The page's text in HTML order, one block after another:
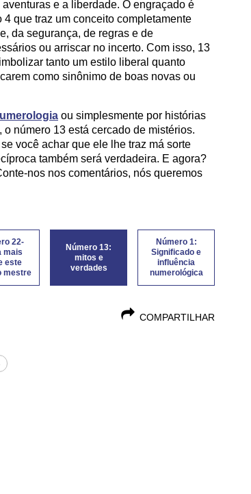
e a liberdade. O engraçado é
que traz um conceito completamente
da segurança, de regras e de
ou arriscar no incerto. Com isso, 13
tanto um estilo liberal quanto
como sinônimo de boas novas ou
ou simplesmente por histórias
número 13 está cercado de mistérios.
você achar que ele lhe traz má sorte
também será verdadeira. E agora?
nos nos comentários, nós queremos
22-
mais
este
mestre
Número 13:
mitos e
verdades
Número 1:
Significado e
influência
numerológica
COMPARTILHAR